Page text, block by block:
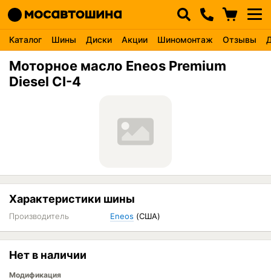
Каталог Шины Диски Акции Шиномонтаж Отзывы
Моторное масло Eneos Premium
Diesel CI-4
Характеристики шины
Производитель Eneos (США)
Нет в наличии
Модификация